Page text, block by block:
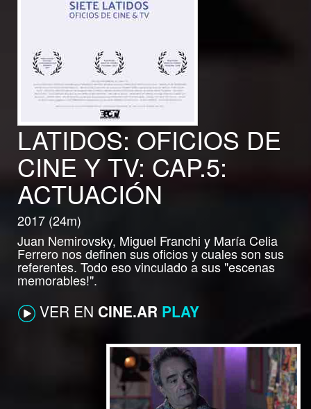
LATIDOS: OFICIOS DE
CINE Y TV: CAP.5:
ACTUACIÓN
2017 (24m)
Juan Nemirovsky, Miguel Franchi y María Celia
Ferrero nos definen sus oficios y cuales son sus
referentes. Todo eso vinculado a sus "escenas
memorables!".
VER EN CINE.AR PLAY